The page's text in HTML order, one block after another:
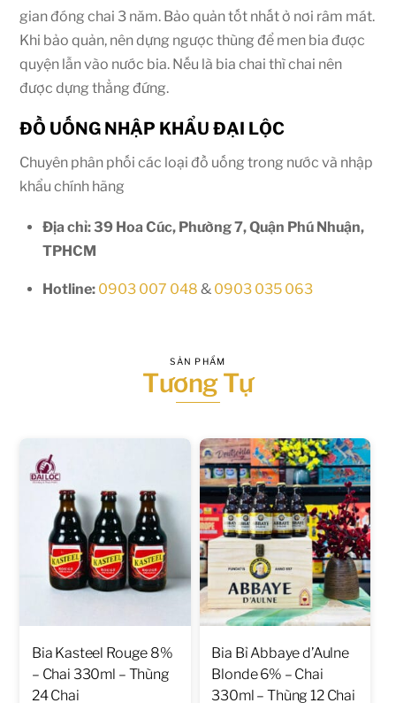
gian đóng chai 3 năm. Bảo quản tốt nhất ở nơi râm mát.
Khi bảo quản, nên dựng ngược thùng để men bia được
quyện lẫn vào nước bia. Nếu là bia chai thì chai nên
được dựng thẳng đứng.
ĐỒ UỐNG NHẬP KHẨU ĐẠI LỘC
Chuyên phân phối các loại đồ uống trong nước và nhập
khẩu chính hãng
Địa chỉ: 39 Hoa Cúc, Phường 7, Quận Phú Nhuận,
TPHCM
Hotline: 0903 007 048 & 0903 035 063
SẢN PHẨM
Tương Tự
Bia Kasteel Rouge 8%
– Chai 330ml – Thùng
24 Chai
Bia Bỉ Abbaye d’Aulne
Blonde 6% – Chai
330ml – Thùng 12 Chai